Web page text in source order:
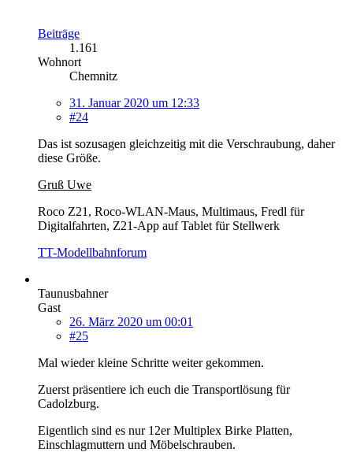
Beiträge
1.161
Wohnort
Chemnitz
31. Januar 2020 um 12:33
#24
Das ist sozusagen gleichzeitig mit die Verschraubung, daher
diese Größe.
Gruß Uwe
Roco Z21, Roco-WLAN-Maus, Multimaus, Fredl für
Digitalfahrten, Z21-App auf Tablet für Stellwerk
TT-Modellbahnforum
Taunusbahner
Gast
26. März 2020 um 00:01
#25
Mal wieder kleine Schritte weiter gekommen.
Zuerst präsentiere ich euch die Transportlösung für
Cadolzburg.
Eigentlich sind es nur 12er Multiplex Birke Platten,
Einschlagmuttern und Möbelschrauben.